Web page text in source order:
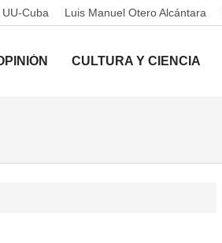
UU-Cuba Luis Manuel Otero Alcántara
CULTURA Y CIENCIA